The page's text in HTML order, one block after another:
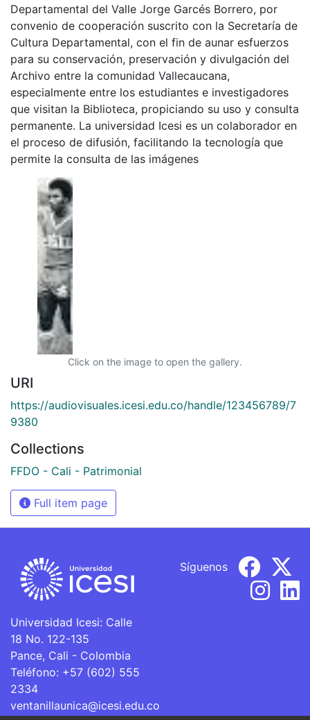
Departamental del Valle Jorge Garcés Borrero, por
convenio de cooperación suscrito con la Secretaría de
Cultura Departamental, con el fin de aunar esfuerzos
para su conservación, preservación y divulgación del
Archivo entre la comunidad Vallecaucana,
especialmente entre los estudiantes e investigadores
que visitan la Biblioteca, propiciando su uso y consulta
permanente. La universidad Icesi es un colaborador en
el proceso de difusión, facilitando la tecnología que
permite la consulta de las imágenes
Click on the image to open the gallery.
URI
https://audiovisuales.icesi.edu.co/handle/123456789/7
9380
Collections
FFDO - Cali - Patrimonial
Full item page
Universidad Icesi: Calle
18 No. 122-135
Pance, Cali - Colombia
Teléfono: +57 (602) 555
2334
ventanillaunica@icesi.edu.co
Síguenos